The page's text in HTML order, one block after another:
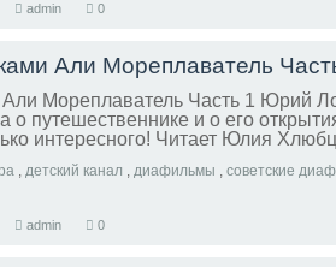
admin 0
Али Мореплаватель
Али Мореплаватель Часть 1 Юрий
о путешественнике и о его
интересного! Читает Юлия
, детский канал , диафильмы , советские
admin 0